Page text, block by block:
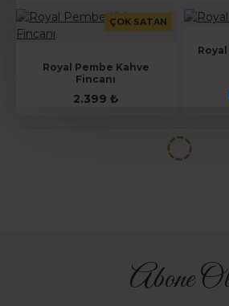
ÇOK SATAN
Royal Pembe Kahve
Fincanı
2.399 ₺
Abone